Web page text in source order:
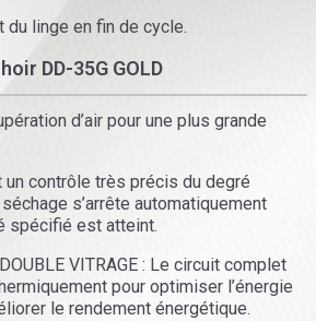
linge en fin de cycle.
DD-35G GOLD
d’air pour une plus grande
un contrôle très précis du degré
s’arrête automatiquement
spécifié est atteint.
VITRAGE : Le circuit complet
pour optimiser l’énergie
le rendement énergétique.